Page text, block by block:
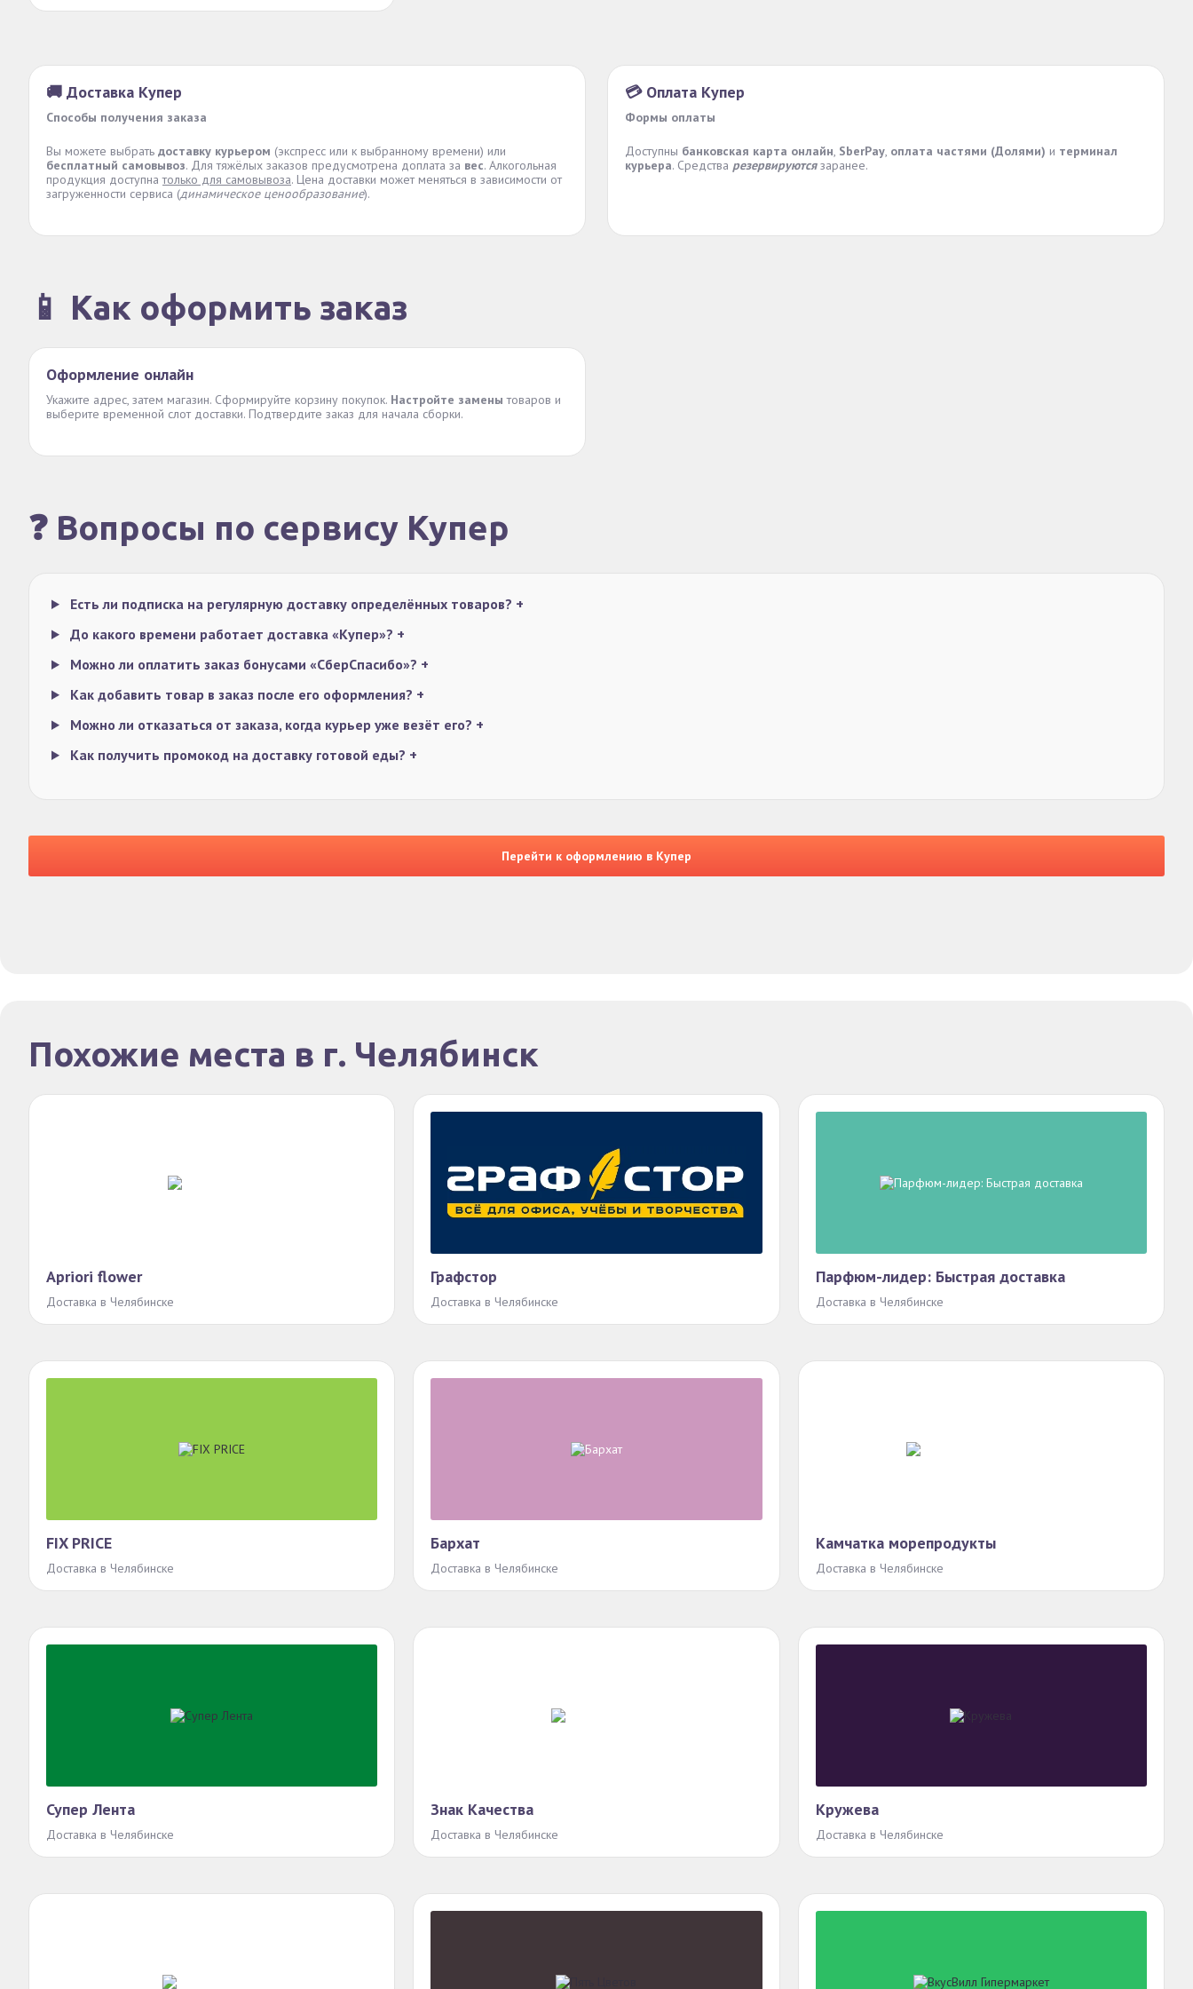
🚚 Доставка Купер
Способы получения заказа
Вы можете выбрать доставку курьером (экспресс или к выбранному времени) или
бесплатный самовывоз. Для тяжёлых заказов предусмотрена доплата за вес. Алкогольная
продукция доступнатолько для самовывоза. Цена доставки может меняться в зависимости от
загруженности сервиса (динамическое ценообразование).
💳 Оплата Купер
Формы оплаты
Доступны банковская карта онлайн, SberPay, оплата частями (Долями) и терминал
курьера. Средства резервируютсязаранее.
📱 Как оформить заказ
Оформление онлайн
Укажите адрес, затем магазин. Сформируйте корзину покупок. Настройте замены товаров и
выберите временной слот доставки. Подтвердите заказ для начала сборки.
❓ Вопросы по сервису Купер
Есть ли подписка на регулярную доставку определённых товаров? +
До какого времени работает доставка «Купер»? +
Можно ли оплатить заказ бонусами «СберСпасибо»? +
Как добавить товар в заказ после его оформления? +
Можно ли отказаться от заказа, когда курьер уже везёт его? +
Как получить промокод на доставку готовой еды? +
Перейти к оформлению в Купер
Похожие места в г. Челябинск
Apriori flower
Доставка в Челябинске
Графстор
Доставка в Челябинске
Парфюм-лидер: Быстрая доставка
Доставка в Челябинске
FIX PRICE
Доставка в Челябинске
Бархат
Доставка в Челябинске
Камчатка морепродукты
Доставка в Челябинске
Супер Лента
Доставка в Челябинске
Знак Качества
Доставка в Челябинске
Кружева
Доставка в Челябинске